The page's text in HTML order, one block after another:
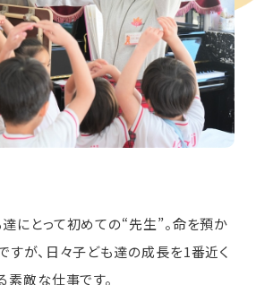
にとって初めての“先生”。命を預か
すが、日々子ども達の成長を1番近く
素敵な仕事です。